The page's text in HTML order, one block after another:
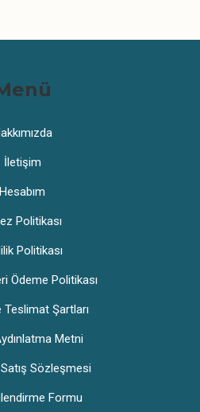
İletişim
Hesabım
Politikası
Politikası
Ödeme Politikası
Teslimat Şartları
Metni
Sözleşmesi
Formu